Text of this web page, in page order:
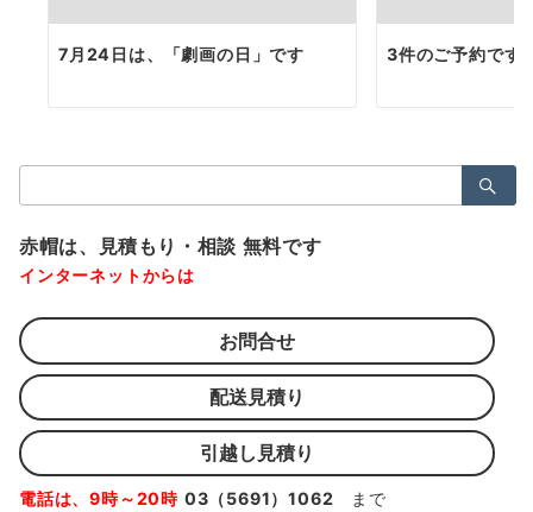
7月24日は、「劇画の日」です 3件のご予約です
索：
赤帽は、見積もり・相談 無料です
インターネットからは
お問合せ
配送見積り
引越し見積り
電話は、9時～20時 03（5691）1062 まで